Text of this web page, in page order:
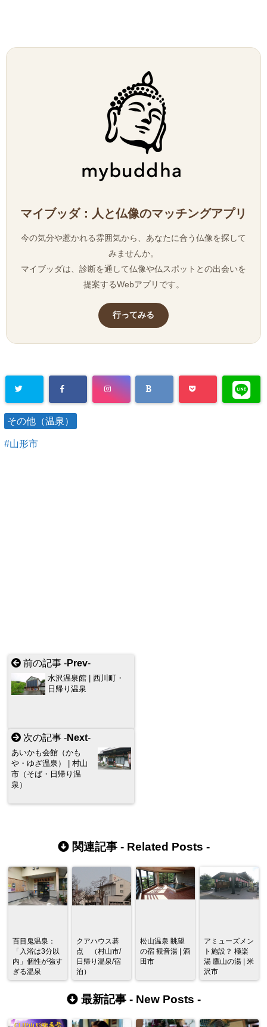
マイブッダ：人と仏像のマッチングアプリ
今の気分や惹かれる雰囲気から、あなたに合う仏像を探して
みませんか。
マイブッダは、診断を通して仏像や仏スポットとの出会いを
提案するWebアプリです。
行ってみる
その他（温泉）
山形市
前の記事 -Prev-
水沢温泉館 | 西川町・
日帰り温泉
次の記事 -Next-
あいかも会館（かも
や・ゆざ温泉） | 村山
市（そば・日帰り温
泉）
関連記事 - Related Posts -
百目鬼温泉：
「入浴は3分以
内」個性が強す
ぎる温泉
クアハウス碁
点 （村山市/
日帰り温泉/宿
泊）
松山温泉 眺望
の宿 観音湯 | 酒
田市
アミューズメン
ト施設？ 極楽
湯 鷹山の湯 | 米
沢市
最新記事 - New Posts -